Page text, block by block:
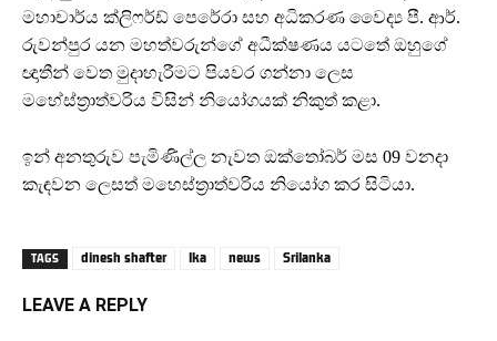
මහාචාර්ය ක්ලිෆර්ඩ් පෙරේරා සහ අධිකරණ වෛද්‍ය පී. ආර්.
රුවන්පුර යන මහත්වරුන්ගේ අධීක්ෂණය යටතේ ඔහුගේ
ඥාතීන් වෙත මුදාහැරීමට පියවර ගන්නා ලෙස
මහේස්ත්‍රාත්වරිය විසින් නියෝගයක් නිකුත් කළා.
ඉන් අනතුරුව පැමිණිල්ල නැවත ඔක්තෝබර් මස 09 වනදා
කැඳවන ලෙසත් මහෙස්ත්‍රාත්වරිය නියෝග කර සිටියා.
TAGS dinesh shafter lka news Srilanka
LEAVE A REPLY